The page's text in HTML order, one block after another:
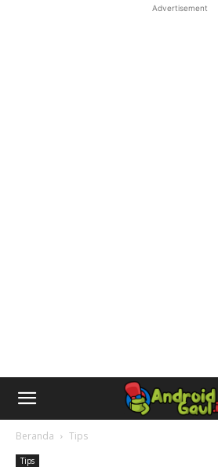
Advertisement
AndroidGaul.id
Beranda Tips
Tips